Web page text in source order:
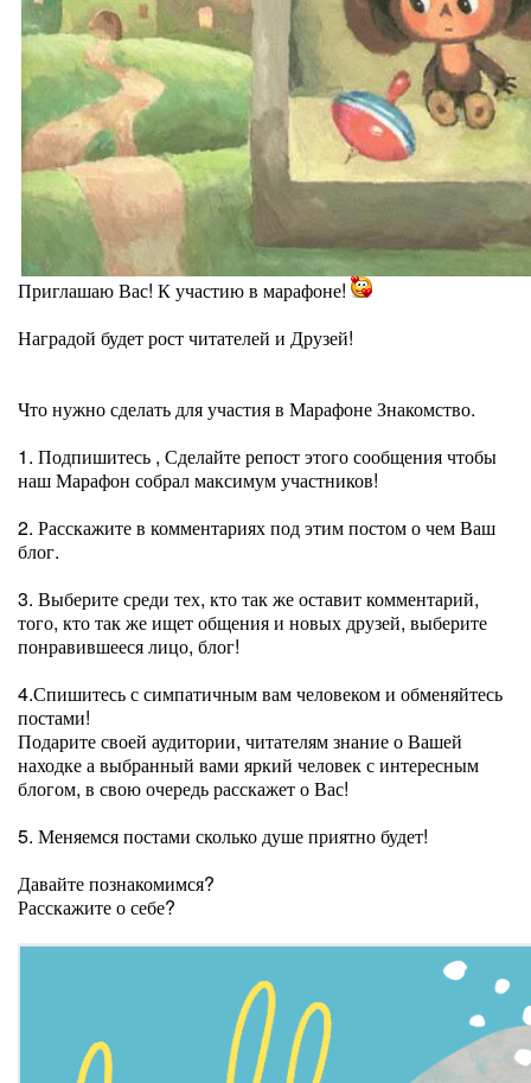
Приглашаю Вас! К участию в марафоне!
Наградой будет рост читателей и Друзей!
Что нужно сделать для участия в Марафоне Знакомство.
1. Подпишитесь , Сделайте репост этого сообщения чтобы
наш Марафон собрал максимум участников!
2. Расскажите в комментариях под этим постом о чем Ваш
блог.
3. Выберите среди тех, кто так же оставит комментарий,
того, кто так же ищет общения и новых друзей, выберите
понравившееся лицо, блог!
4.Спишитесь с симпатичным вам человеком и обменяйтесь
постами!
Подарите своей аудитории, читателям знание о Вашей
находке а выбранный вами яркий человек с интересным
блогом, в свою очередь расскажет о Вас!
5. Меняемся постами сколько душе приятно будет!
Давайте познакомимся?
Расскажите о себе?